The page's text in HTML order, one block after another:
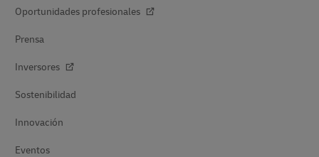
Oportunidades profesionales
Prensa
Inversores
Sostenibilidad
Innovación
Eventos